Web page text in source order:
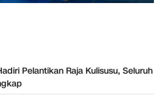
Pelantikan Raja Kulisusu, Seluruh